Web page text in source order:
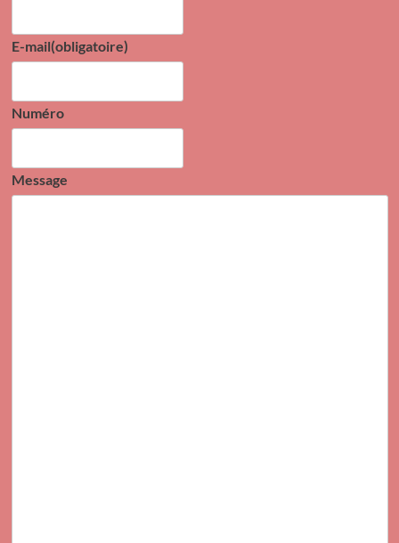
E-mail(obligatoire)
Numéro
Message